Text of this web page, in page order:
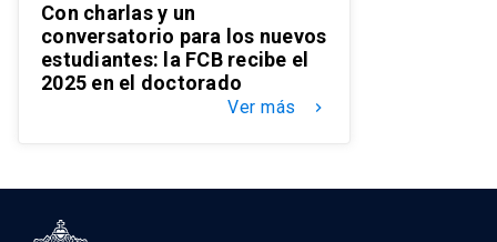
Con charlas y un
conversatorio para los nuevos
estudiantes: la FCB recibe el
2025 en el doctorado
Ver más keyboard_arrow_right